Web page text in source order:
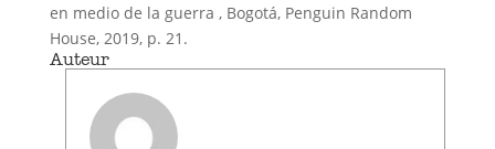
en medio de la guerra , Bogotá, Penguin Random
House, 2019, p. 21.
Auteur